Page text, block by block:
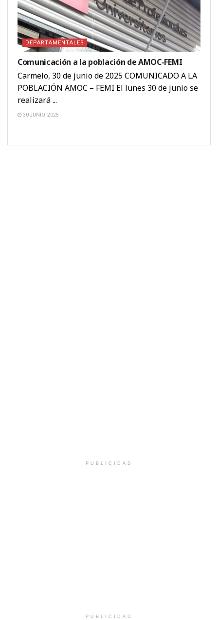
DEPARTAMENTALES
Comunicación a la población de AMOC-FEMI
Carmelo, 30 de junio de 2025 COMUNICADO A LA
POBLACIÓN AMOC – FEMI El lunes 30 de junio se
realizará ...
30 JUNIO, 2025
PUBLICIDAD
PUBLICIDAD